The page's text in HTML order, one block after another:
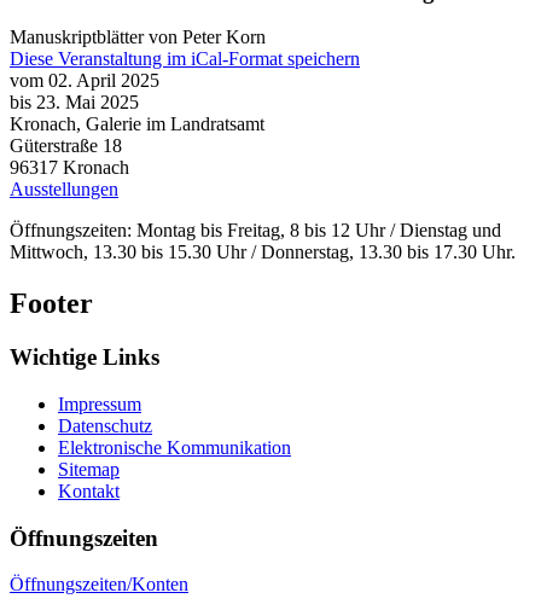
Manuskriptblätter von Peter Korn
Diese Veranstaltung im iCal-Format speichern
vom 02. April 2025
bis 23. Mai 2025
Kronach, Galerie im Landratsamt
Güterstraße 18
96317 Kronach
Ausstellungen
Öffnungszeiten: Montag bis Freitag, 8 bis 12 Uhr / Dienstag und
Mittwoch, 13.30 bis 15.30 Uhr / Donnerstag, 13.30 bis 17.30 Uhr.
Footer
Wichtige Links
Impressum
Datenschutz
Elektronische Kommunikation
Sitemap
Kontakt
Öffnungszeiten
Öffnungszeiten/Konten